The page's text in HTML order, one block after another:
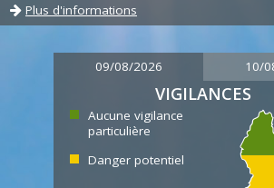
Plus d'informations
09/08/2026 10/
VIGILANCES
Aucune vigilance
particulière
Danger potentiel